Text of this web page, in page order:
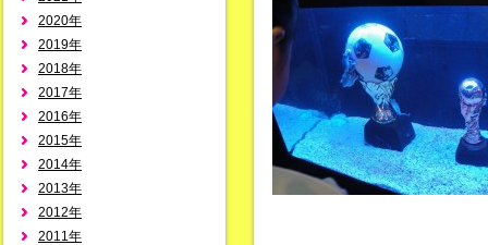
2020年
2019年
2018年
2017年
2016年
2015年
2014年
2013年
2012年
2011年